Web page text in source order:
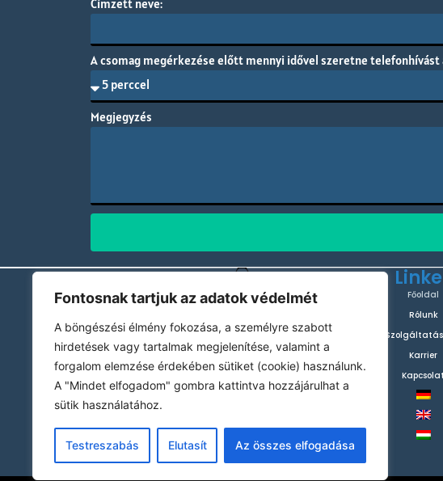
Fontosnak tartjuk az adatok védelmét
A böngészési élmény fokozása, a személyre szabott
hirdetések vagy tartalmak megjelenítése, valamint a
forgalom elemzése érdekében sütiket (cookie) használunk.
A "Mindet elfogadom" gombra kattintva hozzájárulhat a
sütik használatához.
Testreszabás Elutasít Az összes elfogadása
Címzett neve:
A csomag megérkezése előtt mennyi idővel szeretne telefonhívást
Megjegyzés
Z&Z Logistics
Szállítmányozással és logisztikai
ügyintézéssel keressen bizalommal!
Főoldal
Rólunk
Karrier
Kapcsolat